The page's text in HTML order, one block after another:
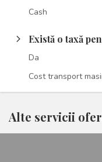
Cash
arrow_forward_ios Există o taxă
Da
Cost transport
Alte servicii